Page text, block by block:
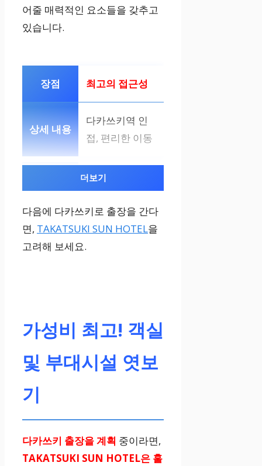
어줄 매력적인 요소들을 갖추고
있습니다.
최고의 접근성
다카쓰키역 인
접, 편리한 이동
가성비
출장 비용 절감
더보기
다음에 다카쓰키로 출장을 간다
면, TAKATSUKI SUN HOTEL을
고려해 보세요.
가성비 최고! 객실
및 부대시설 엿보
기
다카쓰키 출장을 계획 중이라면,
TAKATSUKI SUN HOTEL은 훌